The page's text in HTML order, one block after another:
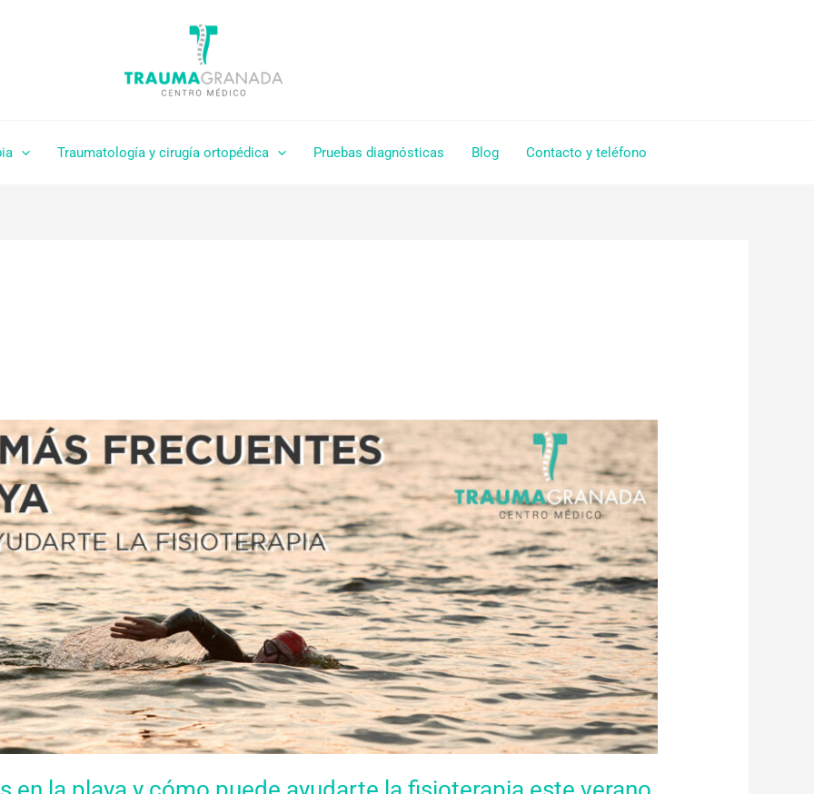
Traumatología y cirugía ortopédica Pruebas diagnósticas Blog Contacto y teléfono